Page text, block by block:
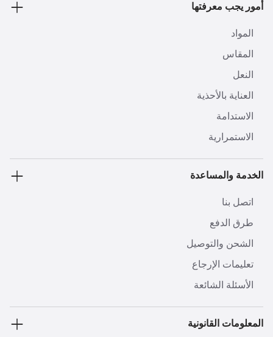
أمور يجب معرفتها
المواد
المقاس
النعل
العناية بالأحذية
الاستدامة
الاستمرارية
الخدمة والمساعدة
اتصل بنا
طرق الدفع
الشحن والتوصيل
تعليمات الإرجاع
الأسئلة الشائعة
المعلومات القانونية